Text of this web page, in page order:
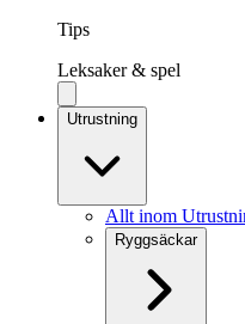
Tips
Leksaker & spel
Utrustning
Allt inom
Ryggsäckar